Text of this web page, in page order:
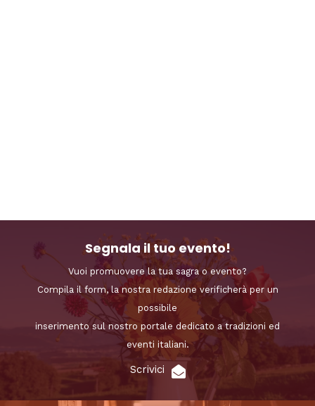
Segnala il tuo evento!
Vuoi promuovere la tua sagra o evento?
Compila il form, la nostra redazione verificherà per un
possibile
inserimento sul nostro portale dedicato a tradizioni ed
eventi italiani.
Scrivici